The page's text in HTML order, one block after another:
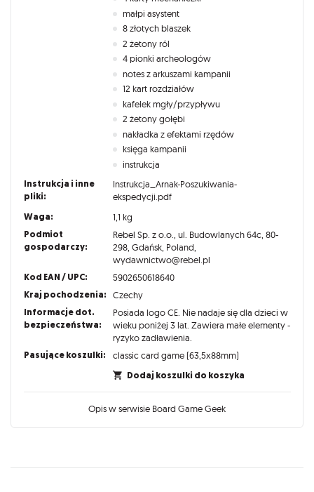
małpi asystent
8 złotych blaszek
2 żetony ról
4 pionki archeologów
notes z arkuszami kampanii
12 kart rozdziałów
kafelek mgły/przypływu
2 żetony gołębi
nakładka z efektami rzędów
księga kampanii
instrukcja
Instrukcja i inne
pliki:
Instrukcja_Arnak-Poszukiwania-
ekspedycji.pdf
Waga: 1,1 kg
Podmiot
gospodarczy:
Rebel Sp. z o.o., ul. Budowlanych 64c, 80-
298, Gdańsk, Poland,
wydawnictwo@rebel.pl
Kod EAN / UPC: 5902650618640
Kraj pochodzenia: Czechy
Informacje dot.
bezpieczeństwa:
Posiada logo CE. Nie nadaje się dla dzieci w
wieku poniżej 3 lat. Zawiera małe elementy -
ryzyko zadławienia.
Pasujące koszulki: classic card game (63,5x88mm)
Dodaj koszulki do koszyka
Opis w serwisie Board Game Geek